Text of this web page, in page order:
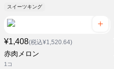
スイーツキング
¥1,408(税込¥1,520.64)
赤肉メロン
1コ